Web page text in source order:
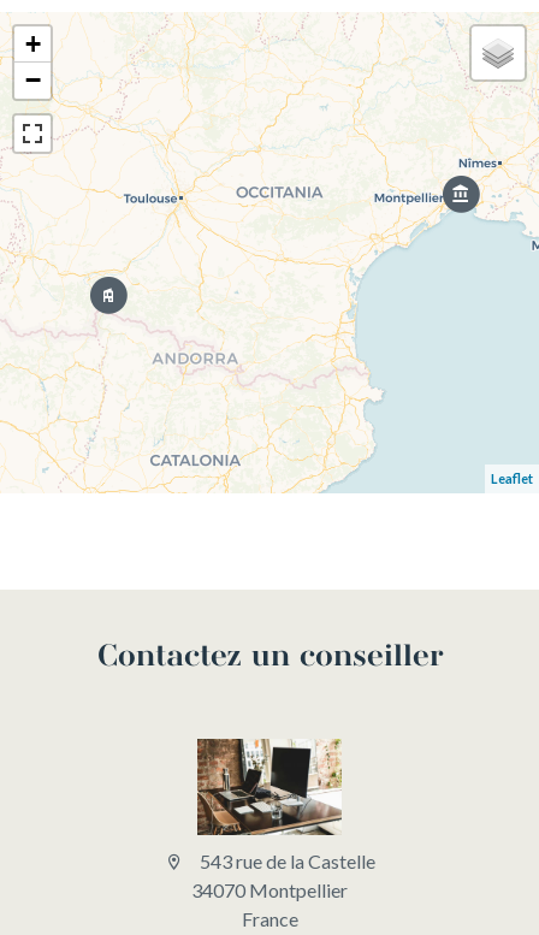
+
−
Leaflet
Contactez un conseiller
543 rue de la Castelle
34070 Montpellier
France